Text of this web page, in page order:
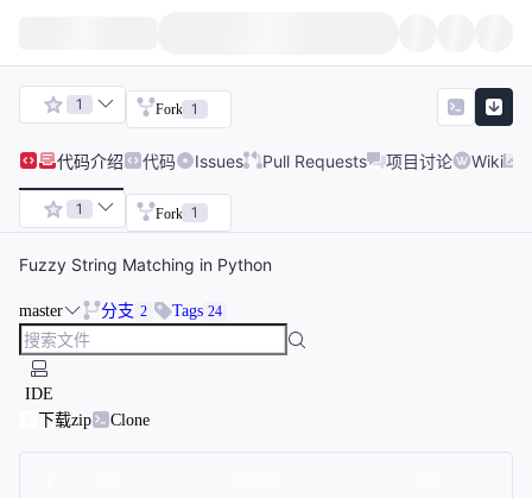
1 Fork 1
代码介绍 代码 Issues Pull Requests 项目讨论 Wiki
1 Fork 1
Fuzzy String Matching in Python
master 分支 2 Tags 24
IDE
下载zip
Clone